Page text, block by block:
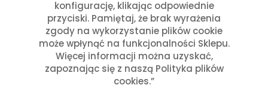
konfigurację, klikając odpowiednie
przyciski. Pamiętaj, że brak wyrażenia
zgody na wykorzystanie plików cookie
może wpłynąć na funkcjonalności Sklepu.
Więcej informacji można uzyskać,
zapoznając się z naszą Polityka plików
cookies.”
Kultura i Historia Meksyku(10)
Potrawy i Gastronomia(11)
Święta Meksykańskie(7)
Święta w Polsce i Meksyku(3)